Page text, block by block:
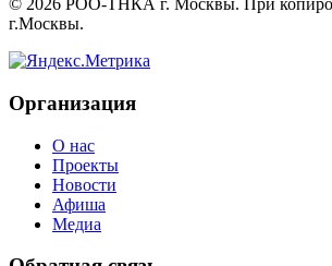
© 2026 РОО-ТНКА г. Москвы. При
г.Москвы.
Организация
О нас
Проекты
Новости
Афиша
Медиа